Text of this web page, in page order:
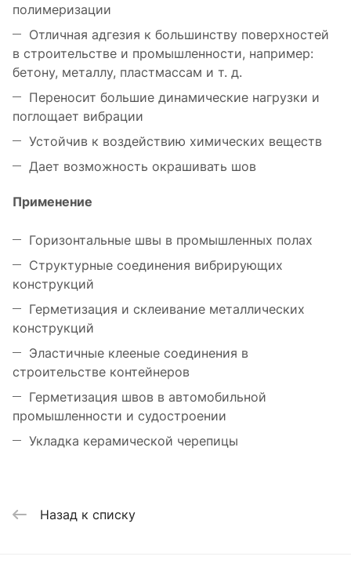
полимеризации
Отличная адгезия к большинству поверхностей
в строительстве и промышленности, например:
бетону, металлу, пластмассам и т. д.
Переносит большие динамические нагрузки и
поглощает вибрации
Устойчив к воздействию химических веществ
Дает возможность окрашивать шов
Применение
Горизонтальные швы в промышленных полах
Структурные соединения вибрирующих
конструкций
Герметизация и склеивание металлических
конструкций
Эластичные клееные соединения в
строительстве контейнеров
Герметизация швов в автомобильной
промышленности и судостроении
Укладка керамической черепицы
Назад к списку